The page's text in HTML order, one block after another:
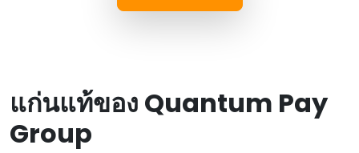
แก่นแท้ของ Quantum Pay
Group